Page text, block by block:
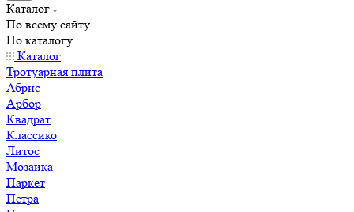
Каталог
По всему сайту
По каталогу
Каталог
Тротуарная плита
Абрис
Арбор
Квадрат
Классико
Литос
Мозаика
Паркет
Петра